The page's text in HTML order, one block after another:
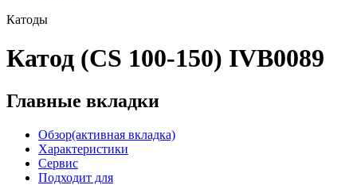
Катоды
Катод (CS 100-150) IVB0089
Главные вкладки
Обзор(активная вкладка)
Характеристики
Сервис
Подходит для